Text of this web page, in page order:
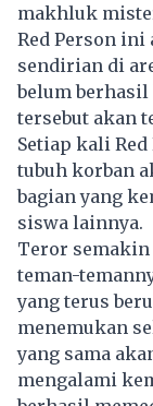
makhluk
Red Person ini
sendirian di
belum
tersebut akan
Setiap kali
tubuh korban
bagian yang
siswa lainnya.
Teror semakin
teman-
yang terus
menemukan
yang sama
mengalami